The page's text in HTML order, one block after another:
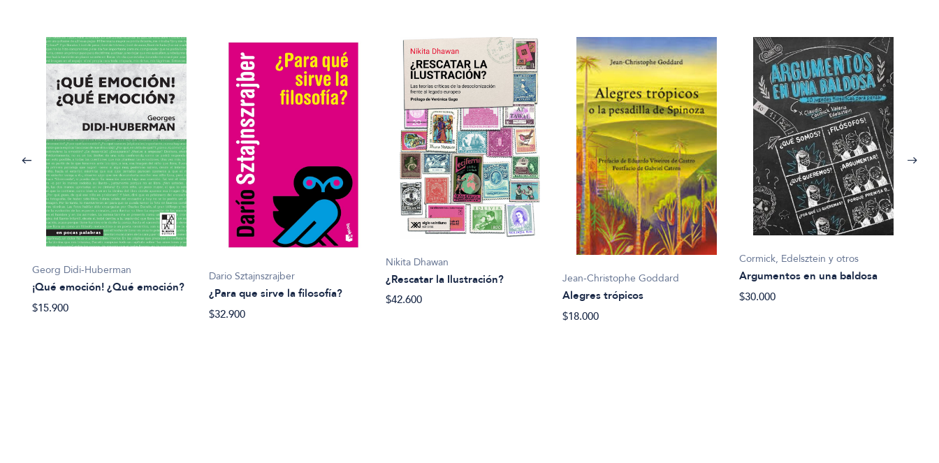
Georg Didi-Huberman
¡Qué emoción! ¿Qué emoción?
$15.900
Dario Sztajnszrajber
¿Para que sirve la filosofía?
$32.900
Nikita Dhawan
¿Rescatar la Ilustración?
$42.600
Jean-Christophe Goddard
Alegres trópicos
$18.000
Cormick, Edelsztein y otros
Argumentos en una baldosa
$30.000